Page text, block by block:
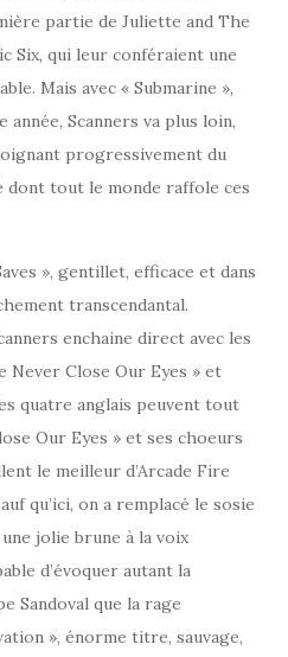
partie de Juliette and The
Six, qui leur conféraient une
Mais avec « Submarine »,
Scanners va plus loin,
progressivement du
tout le monde raffole ces
», gentillet, efficace et dans
transcendantal.
enchaine direct avec les
Never Close Our Eyes » et
quatre anglais peuvent tout
Our Eyes » et ses choeurs
le meilleur d’Arcade Fire
qu’ici, on a remplacé le sosie
jolie brune à la voix
d’évoquer autant la
Sandoval que la rage
», énorme titre, sauvage,